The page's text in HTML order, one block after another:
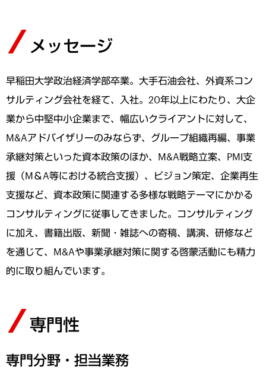
メッセージ
早稲田大学政治経済学部卒業。大手石油会社、外資系コン
サルティング会社を経て、入社。20年以上にわたり、大企
業から中堅中小企業まで、幅広いクライアントに対して、
M&Aアドバイザリーのみならず、グループ組織再編、事業
承継対策といった資本政策のほか、M&A戦略立案、PMI支
援（M＆A等における統合支援）、ビジョン策定、企業再生
支援など、資本政策に関連する多様な戦略テーマにかかる
コンサルティングに従事してきました。コンサルティング
に加え、書籍出版、新聞・雑誌への寄稿、講演、研修など
を通じて、M&Aや事業承継対策に関する啓蒙活動にも精力
的に取り組んでいます。
専門性
専門分野・担当業務